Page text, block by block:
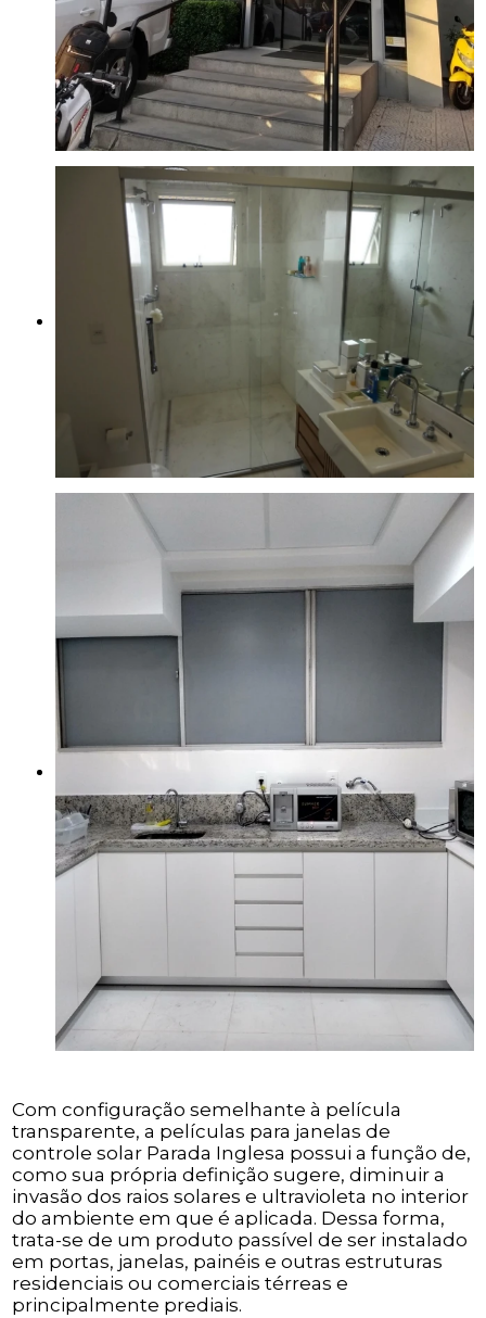
Com configuração semelhante à película
transparente, a películas para janelas de
controle solar Parada Inglesa possui a função de,
como sua própria definição sugere, diminuir a
invasão dos raios solares e ultravioleta no interior
do ambiente em que é aplicada. Dessa forma,
trata-se de um produto passível de ser instalado
em portas, janelas, painéis e outras estruturas
residenciais ou comerciais térreas e
principalmente prediais.